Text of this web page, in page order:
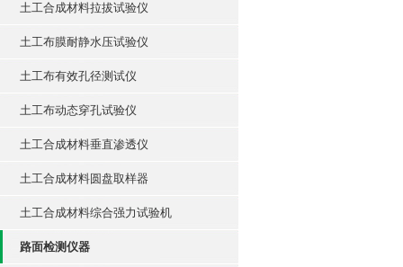
土工合成材料拉拔试验仪
土工布膜耐静水压试验仪
土工布有效孔径测试仪
土工布动态穿孔试验仪
土工合成材料垂直渗透仪
土工合成材料圆盘取样器
土工合成材料综合强力试验机
路面检测仪器